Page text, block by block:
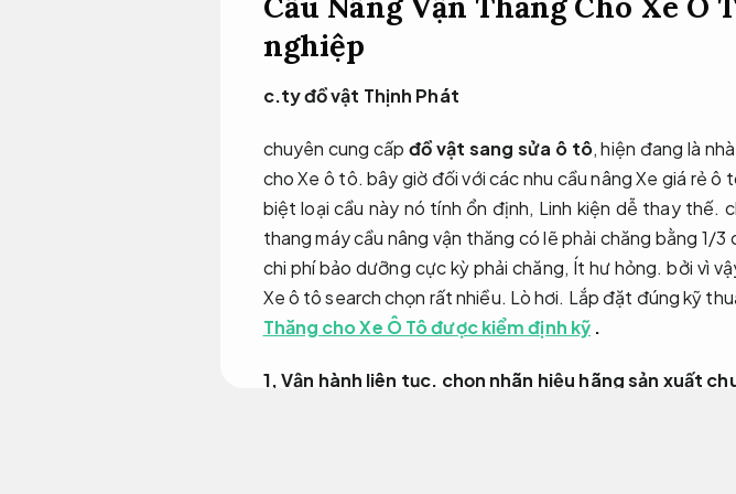
nghiệp
c.ty đồ vật Thịnh Phát
chuyên cung cấp đồ vật sang sửa ô tô, hiện đang là
cho Xe ô tô. bây giờ đối với các nhu cầu nâng Xe giá rẻ
biệt loại cầu này nó tính ổn định, Linh kiện dễ thay thế.
thang máy cầu nâng vận thăng có lẽ phải chăng bằng 1/3
chi phí bảo dưỡng cực kỳ phải chăng, Ít hư hỏng. bởi vì
Xe ô tô search chọn rất nhiều. Lò hơi. Lắp đặt đúng kỹ
Thăng cho Xe Ô Tô được kiểm định kỹ .
1,Vận hành liên tục. chọn nhãn hiệu hãng sản xuất